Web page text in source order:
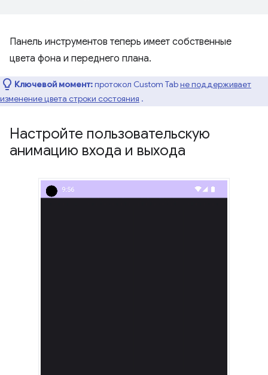
Панель инструментов теперь имеет собственные
цвета фона и переднего плана.
Ключевой момент:протокол Custom Tabне поддерживает
изменение цвета строки состояния .
Настройте пользовательскую
анимацию входа и выхода